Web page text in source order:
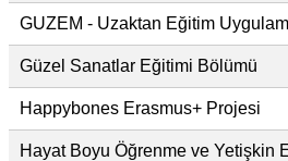
GUZEM - Uzaktan Eğitim
Güzel Sanatlar Eğitimi Bölümü
Happybones Erasmus+ Projesi
Hayat Boyu Öğrenme ve Yetişkin